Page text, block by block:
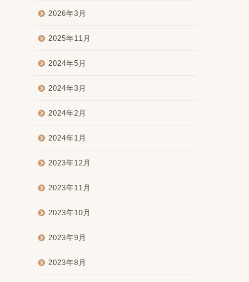
2026年3月
2025年11月
2024年5月
2024年3月
2024年2月
2024年1月
2023年12月
2023年11月
2023年10月
2023年9月
2023年8月